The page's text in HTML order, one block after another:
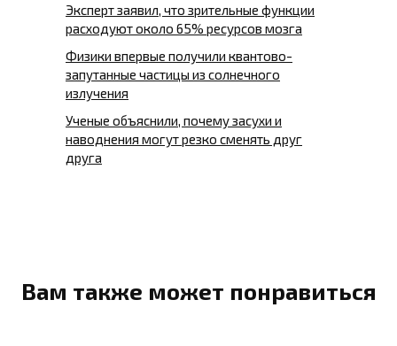
Эксперт заявил, что зрительные функции
расходуют около 65% ресурсов мозга
Физики впервые получили квантово-
запутанные частицы из солнечного
излучения
Ученые объяснили, почему засухи и
наводнения могут резко сменять друг
друга
Вам также может понравиться